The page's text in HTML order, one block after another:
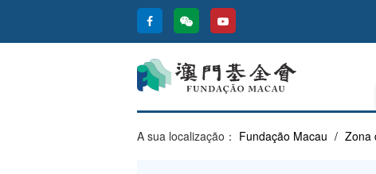
A sua localização： Fundação Macau / Zona